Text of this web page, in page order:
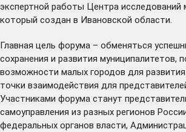
экспертной работы Центра исследований
который создан в Ивановской области.
Главная цель форума – обменяться
сохранения и развития муниципалитетов,
возможности малых городов для
точки взаимодействия для
Участниками форума станут
самоуправления из разных регионов
федеральных органов власти,